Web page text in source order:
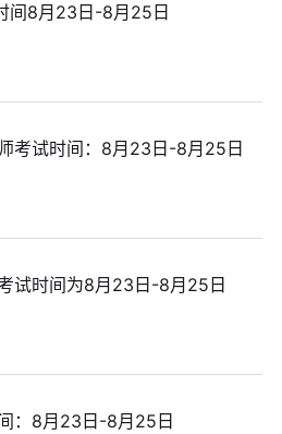
间8月23日-8月25日
考试时间：8月23日-8月25日
试时间为8月23日-8月25日
：8月23日-8月25日